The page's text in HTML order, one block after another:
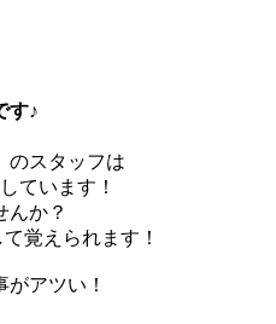
す♪
のスタッフは
ています！
んか？
覚えられます！
アツい！